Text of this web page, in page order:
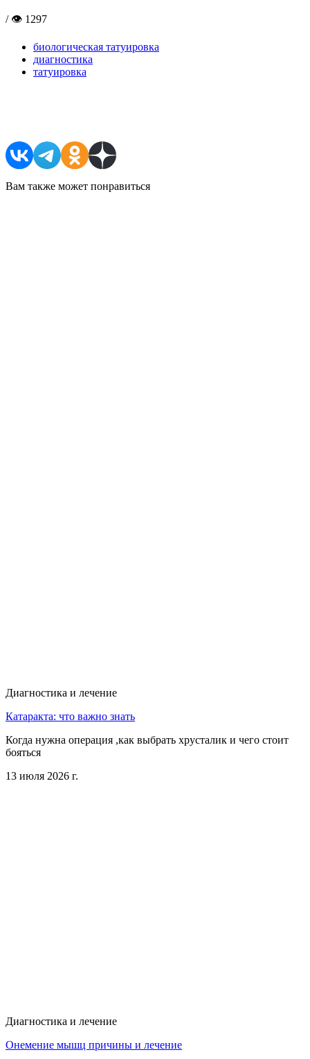
/ 👁 1297
биологическая татуировка
диагностика
татуировка
Вам также может понравиться
Диагностика и лечение
Катаракта: что важно знать
Когда нужна операция ,как выбрать хрусталик и чего стоит
бояться
13 июля 2026 г.
Диагностика и лечение
Онемение мышц причины и лечение